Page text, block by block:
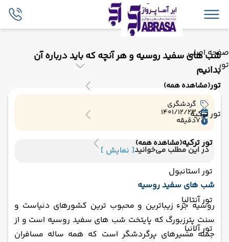
صفحه اصلی
تور
تور(مشاهده همه)
تور ترکیه
تور ترکیه(مشاهده همه)
تور استانبول
تور آنتالیا
تور آلانیا
شب های سفید روسیه و هر آنچه که باید درباره آن
بدانیم
گردشگری
1401/12/23
7دقیقه
در این مطلب می‌خوانید[ نمایش ]
شب های سفید روسیه
روسیه جزء زیباترین و محبوب ترین کشورهای دنیاست و
سنت پترزبورگ که پایتخت شب های سفید روسیه است و از
جمله مسیرهای پرگردشگر است که همه ساله مسافران